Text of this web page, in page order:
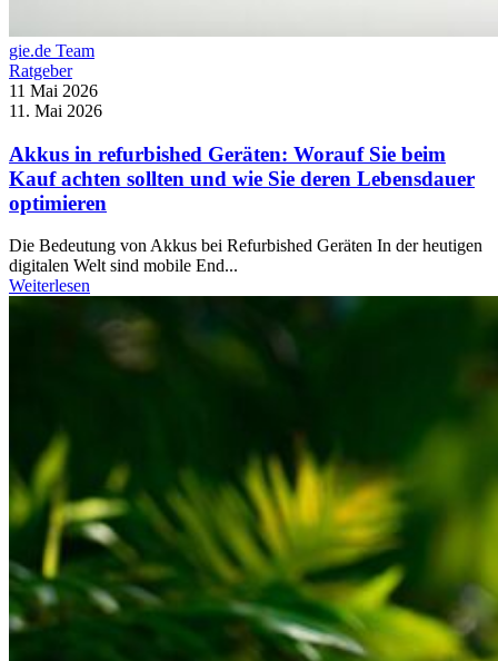
gie.de Team
Ratgeber
11 Mai 2026
11. Mai 2026
Akkus in refurbished Geräten: Worauf Sie beim
Kauf achten sollten und wie Sie deren Lebensdauer
optimieren
Die Bedeutung von Akkus bei Refurbished Geräten In der heutigen
digitalen Welt sind mobile End...
Weiterlesen